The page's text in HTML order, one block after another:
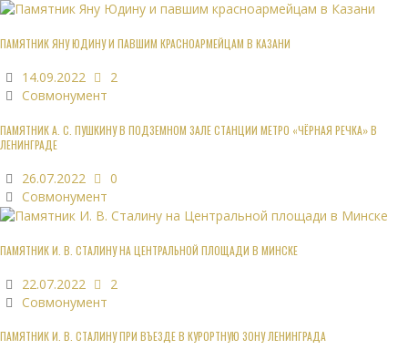
ПАМЯТНИК ЯНУ ЮДИНУ И ПАВШИМ КРАСНОАРМЕЙЦАМ В КАЗАНИ
14.09.2022
2
Совмонумент
ПАМЯТНИК А. С. ПУШКИНУ В ПОДЗЕМНОМ ЗАЛЕ СТАНЦИИ МЕТРО «ЧЁРНАЯ РЕЧКА» В
ЛЕНИНГРАДЕ
26.07.2022
0
Совмонумент
ПАМЯТНИК И. В. СТАЛИНУ НА ЦЕНТРАЛЬНОЙ ПЛОЩАДИ В МИНСКЕ
22.07.2022
2
Совмонумент
ПАМЯТНИК И. В. СТАЛИНУ ПРИ ВЪЕЗДЕ В КУРОРТНУЮ ЗОНУ ЛЕНИНГРАДА